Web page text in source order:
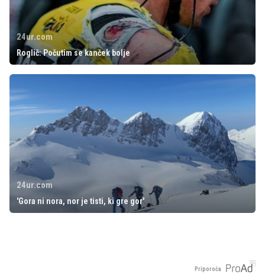
24ur.com
Roglič: Počutim se kanček bolje
24ur.com
'Gora ni nora, nor je tisti, ki gre gor'
Priporoča